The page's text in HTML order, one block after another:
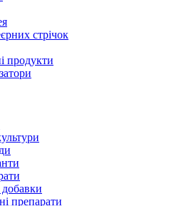
стрічок
продукти
препарати